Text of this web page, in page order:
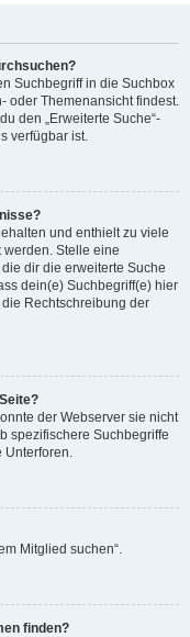
Suchbegriff in die Suchbox
oder Themenansicht findest.
den „Erweiterte Suche“-
verfügbar ist.
und enthielt zu viele
Stelle eine
dir die erweiterte Suche
dein(e) Suchbegriff(e) hier
Rechtschreibung der
der Webserver sie nicht
spezifischere Suchbegriffe
Unterforen.
Mitglied suchen“.
finden?